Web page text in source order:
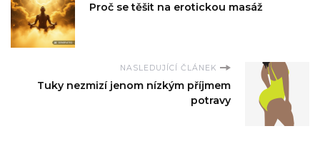
Proč se těšit na erotickou masáž
NASLEDUJÍCÍ ČLÁNEK
Tuky nezmizí jenom nízkým příjmem
potravy